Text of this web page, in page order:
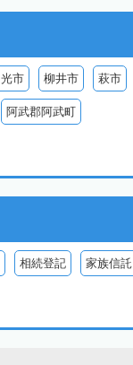
光市 柳井市 萩市
阿武郡阿武町
相続登記 家族信託